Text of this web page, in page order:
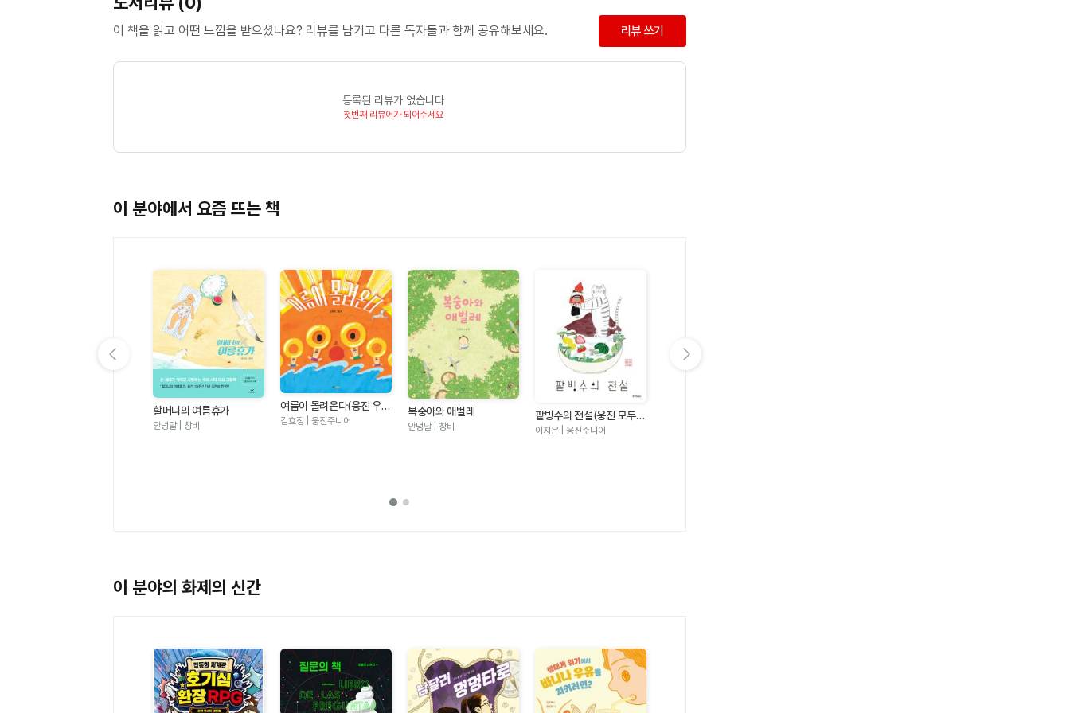
제3장 ''얼쑤, 민속 놀이, 정다운 세시 풍속 이야기''에는 설날에 세배를 하는 이유는? 동짓날에는 왜 팥죽을
먹을까요?...
제4장 ''전설 따라 팔도 꽃, 나무 이야기''에는 단오절에는 왜 창포물로 머리르 감을까요? 왜 여자의 마음을 갈대와
알쏭달쏭 궁금증을 더해 주는 문제와 풀이를 읽다 보면, 우리 문화가 머릿속에 쏙쏙 들어오고, 우리 문화에 대한
이 책을 읽고 어떤 느낌을 받으셨나요? 리뷰를 남기고 다른 독자들과 함께 공유해보세요. 리뷰 쓰기
등록된 리뷰가 없습니다
첫번째 리뷰어가 되어주세요
이 분야에서 요즘 뜨는 책
할머니의 여름휴가
안녕달 | 창비
여름이 몰려온다(웅진 우리
그림책 123)
김효정 | 웅진주니어
복숭아와 애벌레
안녕달 | 창비
팥빙수의 전설(웅진 모두의
그림책 21)
이지은 | 웅진주니어
이 분야의 화제의 신간